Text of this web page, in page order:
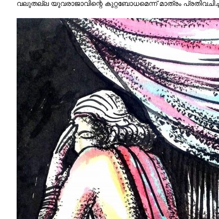
വലുതല്ല യുവരാജാവിന്റെ കുറ്റബോധമെന്ന് മാത്രം